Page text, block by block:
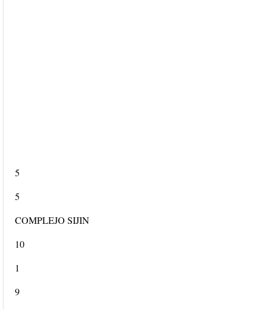
5
5
COMPLEJO SIJIN
10
1
9